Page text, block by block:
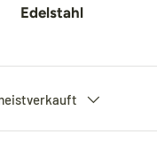
Edelstahl